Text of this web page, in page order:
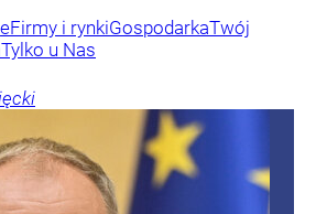
Firmy i rynkiGospodarkaTwój
Tylko u Nas